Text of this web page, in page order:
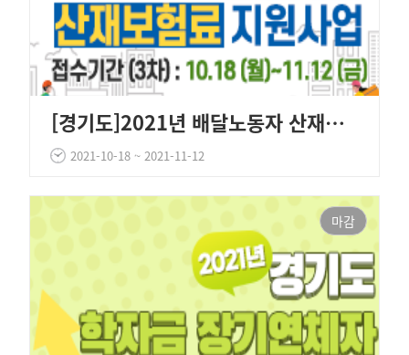
[경기도]2021년 배달노동자 산재보험료 지원사업(3차)
2021-10-18 ~ 2021-11-12
마감